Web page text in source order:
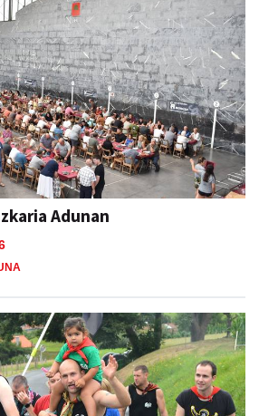
Adunan